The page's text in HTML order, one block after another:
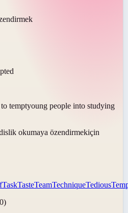
temptyoung people into studying
okumaya özendirmekiçin
TaskTasteTeamTechniqueTedious